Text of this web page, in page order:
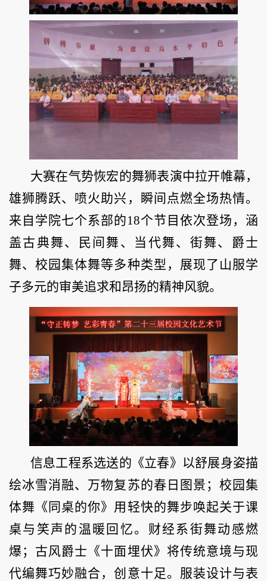
大赛在气势恢宏的舞狮表演中拉开帷幕，
雄狮腾跃、喷火助兴，瞬间点燃全场热情。
来自学院七个系部的18个节目依次登场，涵
盖古典舞、民间舞、当代舞、街舞、爵士
舞、校园集体舞等多种类型，展现了山服学
子多元的审美追求和昂扬的精神风貌。
信息工程系选送的《立春》以舒展身姿描
绘冰雪消融、万物复苏的春日图景；校园集
体舞《同桌的你》用轻快的舞步唤起关于课
桌与笑声的温暖回忆。财经系街舞动感燃
爆；古风爵士《十面埋伏》将传统意境与现
代编舞巧妙融合，创意十足。服装设计与表